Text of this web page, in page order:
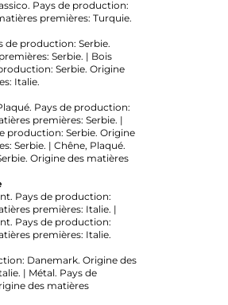
Pays de production:
premières: Turquie.
de production: Serbie.
Serbie. | Bois
Serbie. Origine
Italie.
Pays de production:
premières: Serbie. |
production: Serbie. Origine
Serbie. | Chêne, Plaqué.
Origine des matières
Pays de production:
premières: Italie. |
Pays de production:
premières: Italie.
Danemark. Origine des
| Métal. Pays de
des matières